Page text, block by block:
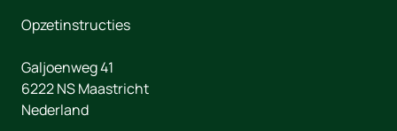
Opzetinstructies
Galjoenweg 41
6222 NSMaastricht
Nederland